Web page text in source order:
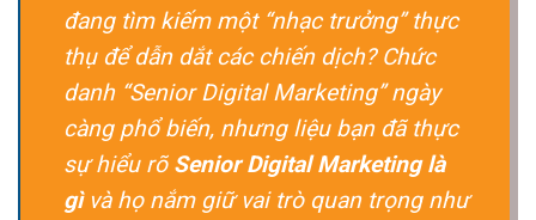
đang tìm kiếm một “nhạc trưởng” thực
thụ để dẫn dắt các chiến dịch? Chức
danh “Senior Digital Marketing” ngày
càng phổ biến, nhưng liệu bạn đã thực
sự hiểu rõ Senior Digital Marketing là
gìvà họ nắm giữ vai trò quan trọng như